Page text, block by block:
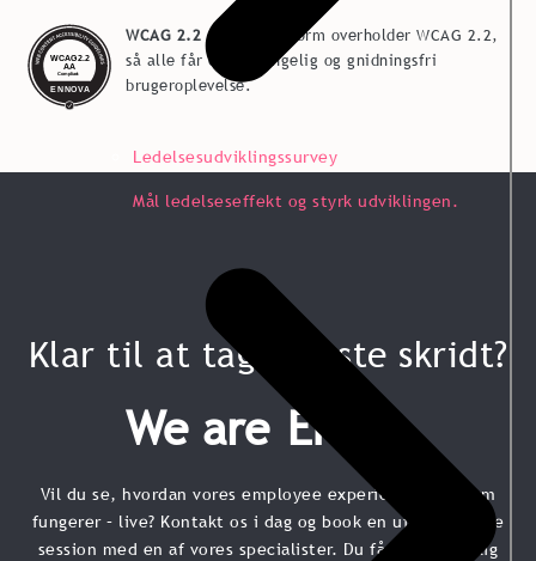
Ledelsesudviklingssurvey
Mål ledelseseffekt og styrk udviklingen.
WCAG 2.2 . Vores platform overholder WCAG 2.2,
så alle får en tilgængelig og gnidningsfri
brugeroplevelse.
Klar til at tage næste skridt?
We are P
Vil du se, hvordan vores employee experience-platform
fungerer – live? Kontakt os i dag og book en uforpligtende
session med en af vores specialister. Du får en personlig